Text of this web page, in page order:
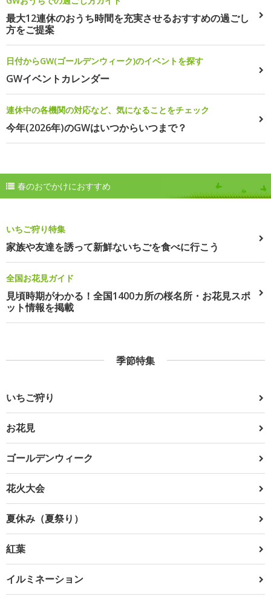
最大12連休のおうち時間を充実させるおすすめの過ごし
方をご提案
日付からGW(ゴールデンウィーク)のイベントを探す
GWイベントカレンダー
連休中の各機関の対応など、気になることをチェック
今年(2026年)のGWはいつからいつまで？
春のおでかけにおすすめ
いちご狩り特集
家族や友達を誘って新鮮ないちごを食べに行こう
全国お花見ガイド
見頃時期がわかる！全国1400カ所の桜名所・お花見スポ
ット情報を掲載
季節特集
いちご狩り
お花見
ゴールデンウィーク
花火大会
夏休み（夏祭り）
紅葉
イルミネーション